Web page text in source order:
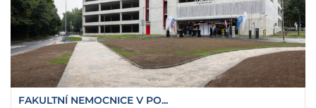
FAKULTNÍ NEMOCNICE V PO...